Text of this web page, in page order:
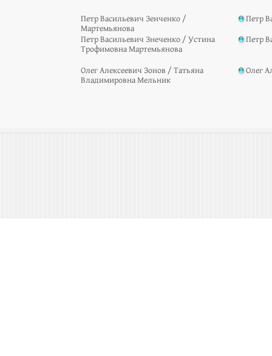
Петр Васильевич Зенченко /
Мартемьянова
Петр
Петр Васильевич Знеченко / Устина
Трофимовна Мартемьянова
Петр
Олег Алексеевич Зонов / Татьяна
Владимировна Мельник
Олег